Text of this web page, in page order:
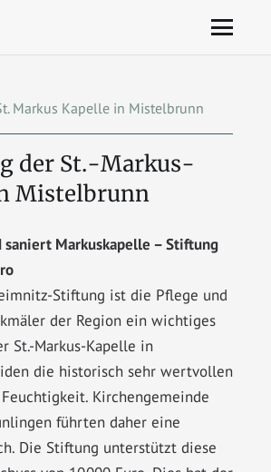
Markus Kapelle in Mistelbrunn
der St.-Markus-
Mistelbrunn
saniert Markuskapelle – Stiftung
Stiftung ist die Pflege und
der Region ein wichtiges
St.-Markus-Kapelle in
die historisch sehr wertvollen
Kirchengemeinde
führten daher eine
Die Stiftung unterstützt diese